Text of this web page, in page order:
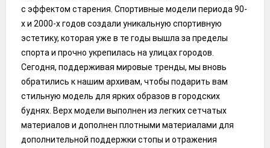
с эффектом старения. Спортивные модели периода 90-
х и 2000-х годов создали уникальную спортивную
эстетику, которая уже в те годы вышла за пределы
спорта и прочно укрепилась на улицах городов.
Сегодня, поддерживая мировые тренды, мы вновь
обратились к нашим архивам, чтобы подарить вам
стильную модель для ярких образов в городских
буднях. Верх модели выполнен из легких сетчатых
материалов и дополнен плотными материалами для
дополнительной поддержки стопы и отражения